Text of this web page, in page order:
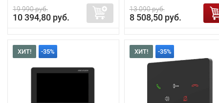
19 990 руб.
10 394,80 руб.
13 090 руб.
8 508,50 руб.
ХИТ! -35% ХИТ! -35%